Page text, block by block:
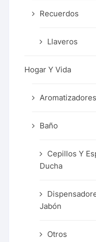
Recuerdos
Llaveros
Hogar Y Vida
Baño
Cepillos Y
Ducha
Jabón
Otros